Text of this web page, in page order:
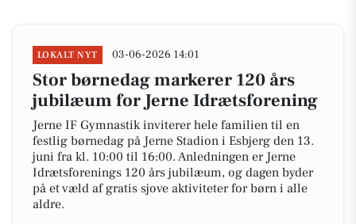
LOKALT NYT 03-06-2026 14:01
Stor børnedag markerer 120 års
jubilæum for Jerne Idrætsforening
Jerne IF Gymnastik inviterer hele familien til en
festlig børnedag på Jerne Stadion i Esbjerg den 13.
juni fra kl. 10:00 til 16:00. Anledningen er Jerne
Idrætsforenings 120 års jubilæum, og dagen byder
på et væld af gratis sjove aktiviteter for børn i alle
aldre.